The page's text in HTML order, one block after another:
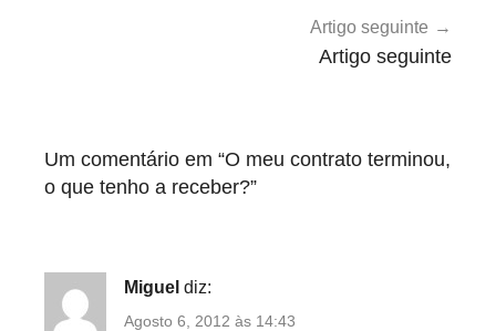
d
Artigo seguinte
Artigo seguinte
Um comentário em “O meu contrato terminou,
o que tenho a receber?”
Miguel diz:
Agosto 6, 2012 às 14:43